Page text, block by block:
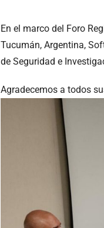
En el marco del Foro
Tucumán, Argentina,
de Seguridad e
Agradecemos a todos